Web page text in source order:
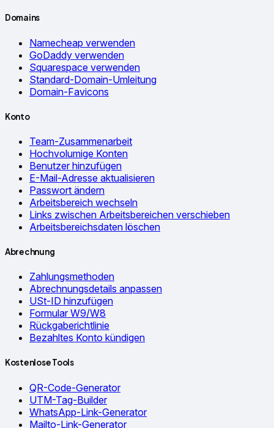
Domains
Namecheap verwenden
GoDaddy verwenden
Squarespace verwenden
Standard-Domain-Umleitung
Domain-Favicons
Konto
Team-Zusammenarbeit
Hochvolumige Konten
Benutzer hinzufügen
E-Mail-Adresse aktualisieren
Passwort ändern
Arbeitsbereich wechseln
Links zwischen Arbeitsbereichen verschieben
Arbeitsbereichsdaten löschen
Abrechnung
Zahlungsmethoden
Abrechnungsdetails anpassen
USt-ID hinzufügen
Formular W9/W8
Rückgaberichtlinie
Bezahltes Konto kündigen
Kostenlose Tools
QR-Code-Generator
UTM-Tag-Builder
WhatsApp-Link-Generator
Mailto-Link-Generator